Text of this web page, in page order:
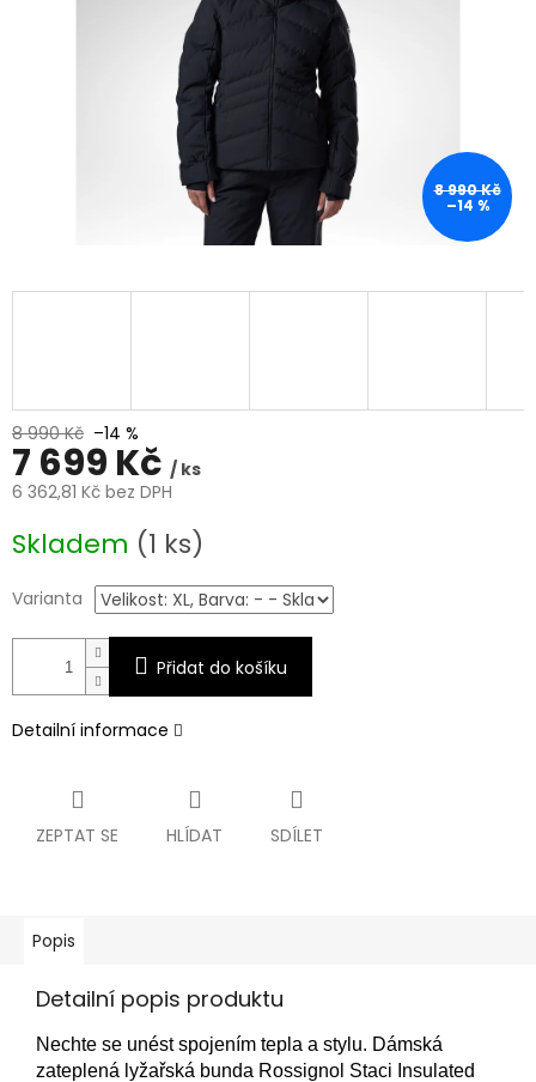
8 990 Kč
–14 %
8 990 Kč –14 %
7 699 Kč / ks
6 362,81 Kč bez DPH
cena:
Skladem (1 ks)
Varianta
Přidat do košíku
Detailní informace
ZEPTAT SE HLÍDAT SDÍLET
Popis
Detailní popis produktu
Nechte se unést spojením tepla a stylu. Dámská
zateplená lyžařská bunda Rossignol Staci Insulated